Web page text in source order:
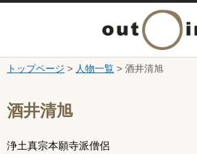
本文へ
ニ
ュ
ー
トップページ > 人物一覧 > 酒井清旭
酒井清旭
浄土真宗本願寺派僧侶